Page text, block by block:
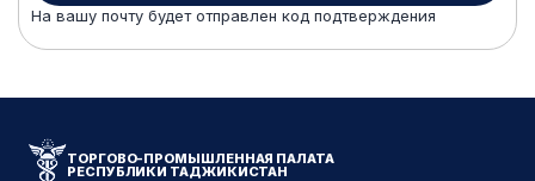
На вашу почту будет отправлен код подтверждения
ТОРГОВО-ПРОМЫШЛЕННАЯ ПАЛАТА
РЕСПУБЛИКИ ТАДЖИКИСТАН